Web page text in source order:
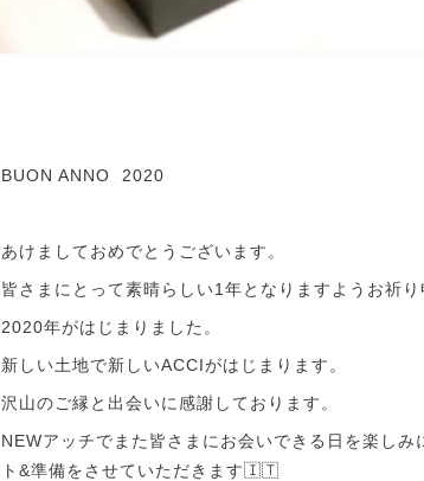
BUON ANNO 2020
あけましておめでとうございます。
皆さまにとって素晴らしい1年となりますようお祈
2020年がはじまりました。
新しい土地で新しいACCIがはじまります。
沢山のご縁と出会いに感謝しております。
NEWアッチでまた皆さまにお会いできる日を楽し
ト&準備をさせていただきます🇮🇹